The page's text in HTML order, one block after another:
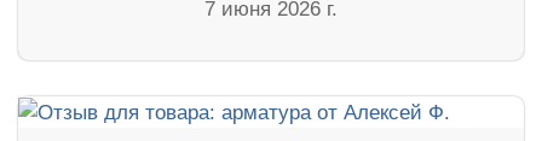
7 июня 2026 г.